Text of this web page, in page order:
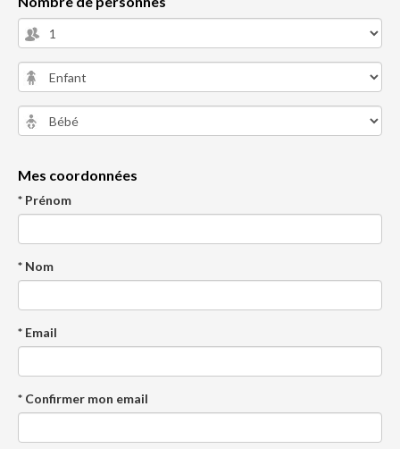
Mes coordonnées
* Prénom
* Nom
* Email
* Confirmer mon email